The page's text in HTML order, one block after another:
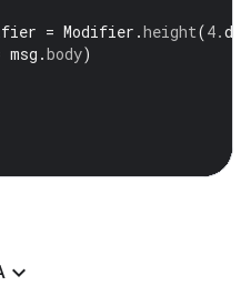
= Modifier .height(4.dp
msg .body)